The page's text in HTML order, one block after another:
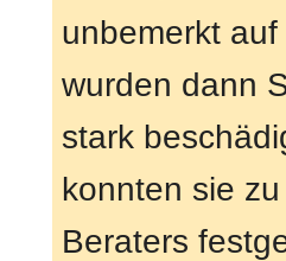
unbemerkt
wurden dann
stark
konnten sie
Beraters